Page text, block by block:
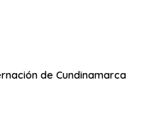
de Cundinamarca